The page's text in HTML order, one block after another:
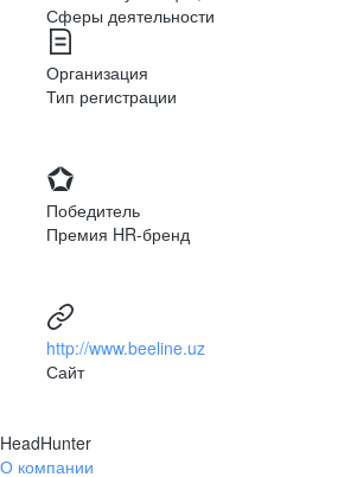
Сферы деятельности
Организация
Тип регистрации
Победитель
Премия HR-бренд
http://www.beeline.uz
Сайт
HeadHunter
О компании